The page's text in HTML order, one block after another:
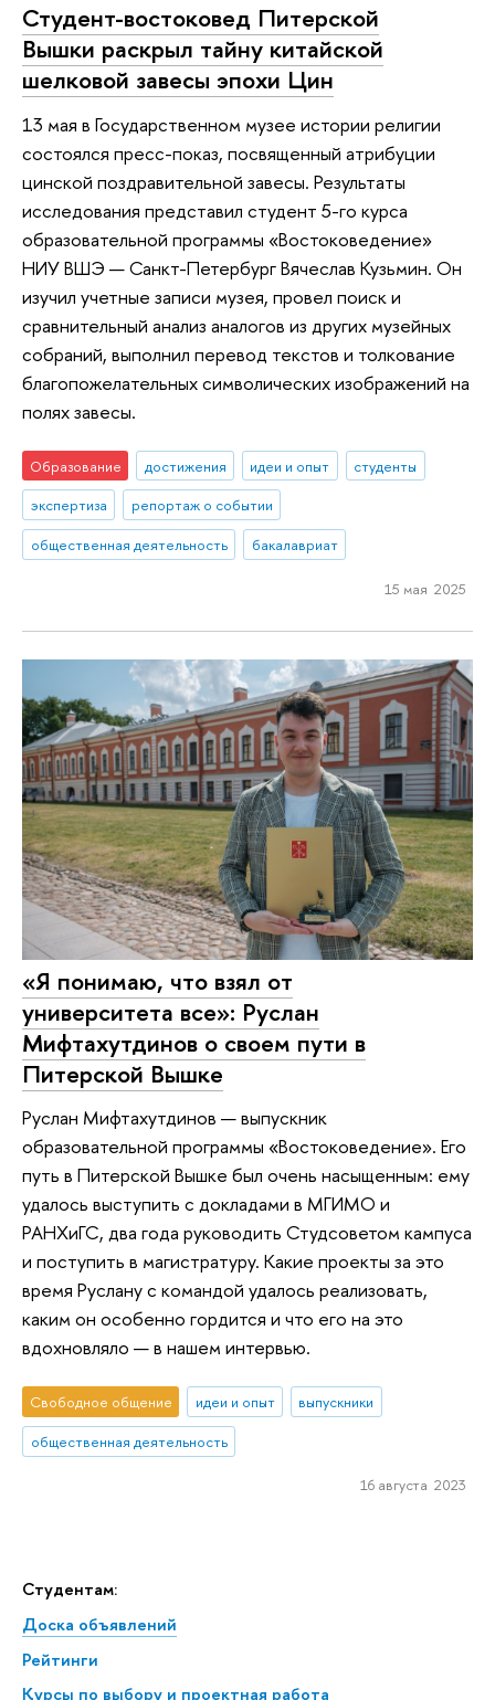
Студентам:
Доска объявлений
Рейтинги
Курсы по выбору и проектная работа
Студент-востоковед Питерской
Вышки раскрыл тайну китайской
шелковой завесы эпохи Цин
13 мая в Государственном музее истории религии
состоялся пресс-показ, посвященный атрибуции
цинской поздравительной завесы. Результаты
исследования представил студент 5-го курса
образовательной программы «Востоковедение»
НИУ ВШЭ — Санкт-Петербург Вячеслав Кузьмин. Он
изучил учетные записи музея, провел поиск и
сравнительный анализ аналогов из других музейных
собраний, выполнил перевод текстов и толкование
благопожелательных символических изображений на
полях завесы.
Образование достижения идеи и опыт
студенты
экспертиза
репортаж о событии
общественная деятельность
бакалавриат
15 мая 2025
«Я понимаю, что взял от
университета все»: Руслан
Мифтахутдинов о своем пути в
Питерской Вышке
Руслан Мифтахутдинов — выпускник
образовательной программы «Востоковедение». Его
путь в Питерской Вышке был очень насыщенным: ему
удалось выступить с докладами в МГИМО и
РАНХиГС, два года руководить Студсоветом кампуса
и поступить в магистратуру. Какие проекты за это
время Руслану с командой удалось реализовать,
каким он особенно гордится и что его на это
вдохновляло — в нашем интервью.
Свободное общение идеи и опыт
выпускники
общественная деятельность
16 августа 2023